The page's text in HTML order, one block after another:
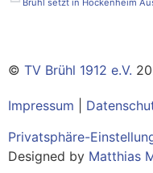
© TV Brühl 1912 e.V.
Impressum
Privatsphäre-
Designed by Matthias